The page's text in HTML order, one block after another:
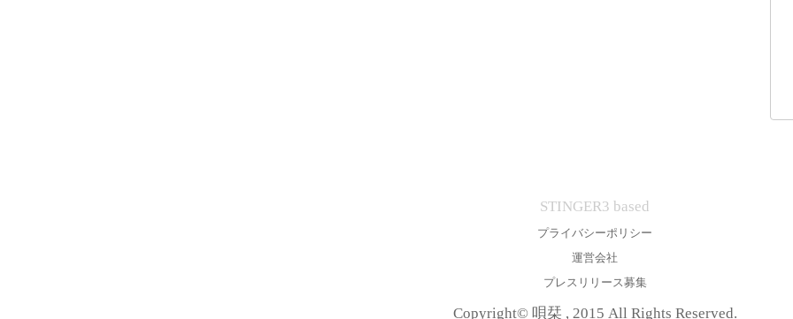
STINGER3 based
プライバシーポリシー
運営会社
プレスリリース募集
Copyright© 唄栞 , 2015 All Rights Reserved.